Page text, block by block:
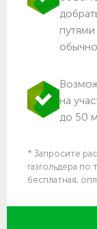
на
до 50
* Запросите
газгольдера по
бесплатная,